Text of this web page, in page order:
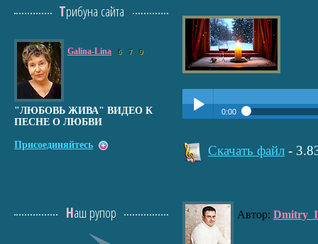
Play /
0:00
Скачать файл -
Автор:
Трибуна сайта
Galina-Lina 6 7 0
"ЛЮБОВЬ ЖИВА" ВИДЕО К
ПЕСНЕ О ЛЮБВИ
Присоединяйтесь
Наш рупор